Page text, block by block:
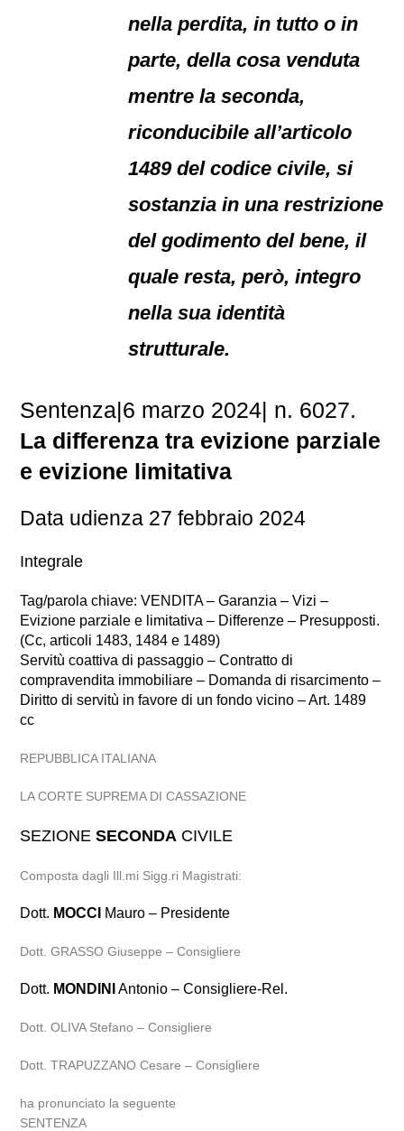
nella perdita, in tutto o in
parte, della cosa venduta
mentre la seconda,
riconducibile all’articolo
1489 del codice civile, si
sostanzia in una restrizione
del godimento del bene, il
quale resta, però, integro
nella sua identità
strutturale.
Sentenza|6 marzo 2024| n. 6027.
La differenza tra evizione parziale
e evizione limitativa
Data udienza 27 febbraio 2024
Integrale
Tag/parola chiave: VENDITA – Garanzia – Vizi –
Evizione parziale e limitativa – Differenze – Presupposti.
(Cc, articoli 1483, 1484 e 1489)
Servitù coattiva di passaggio – Contratto di
compravendita immobiliare – Domanda di risarcimento –
Diritto di servitù in favore di un fondo vicino – Art. 1489
cc
REPUBBLICA ITALIANA
LA CORTE SUPREMA DI CASSAZIONE
SEZIONESECONDA CIVILE
Composta dagli Ill.mi Sigg.ri Magistrati:
Dott. MOCCI Mauro – Presidente
Dott. GRASSO Giuseppe – Consigliere
Dott. MONDINI Antonio – Consigliere-Rel.
Dott. OLIVA Stefano – Consigliere
Dott. TRAPUZZANO Cesare – Consigliere
ha pronunciato la seguente
SENTENZA